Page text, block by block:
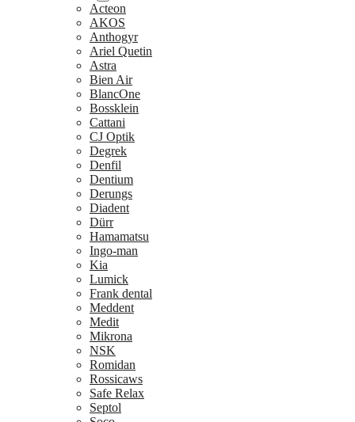
Acteon
AKOS
Anthogyr
Ariel Quetin
Astra
Bien Air
BlancOne
Bossklein
Cattani
CJ Optik
Degrek
Denfil
Dentium
Derungs
Diadent
Dürr
Hamamatsu
Ingo-man
Kia
Lumick
Frank dental
Meddent
Medit
Mikrona
NSK
Romidan
Rossicaws
Safe Relax
Septol